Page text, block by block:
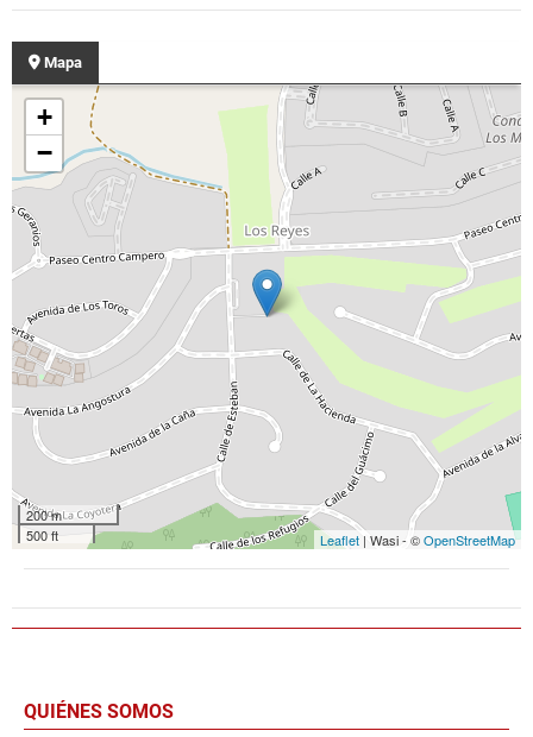
Mapa
+
−
200 m
500 ft
Leaflet | Wasi - ©OpenStreetMap
QUIÉNES SOMOS